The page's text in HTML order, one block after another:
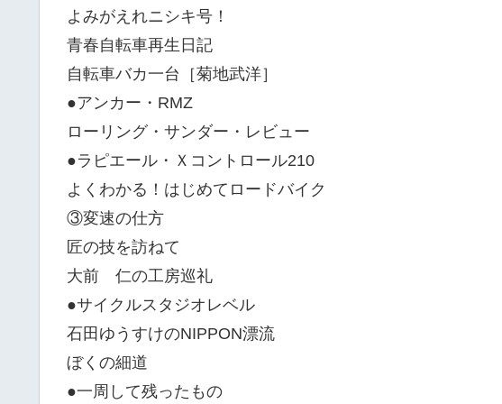
よみがえれニシキ号！
青春自転車再生日記
自転車バカ一台［菊地武洋］
●アンカー・RMZ
ローリング・サンダー・レビュー
●ラピエール・Ｘコントロール210
よくわかる！はじめてロードバイク
③変速の仕方
匠の技を訪ねて
大前 仁の工房巡礼
●サイクルスタジオレベル
石田ゆうすけのNIPPON漂流
ぼくの細道
●一周して残ったもの